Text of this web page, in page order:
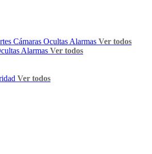
Cámaras OcultasAlarmas Ver todos
Alarmas Ver todos
Ver todos